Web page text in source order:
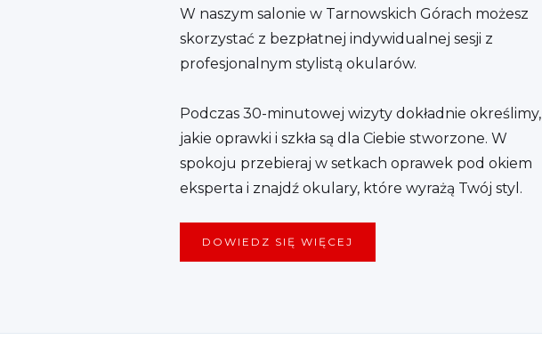
W naszym salonie w Tarnowskich Górach możesz
skorzystać z bezpłatnej indywidualnej sesji z
profesjonalnym stylistą okularów.
Podczas 30-minutowej wizyty dokładnie określimy,
jakie oprawki i szkła są dla Ciebie stworzone. W
spokoju przebieraj w setkach oprawek pod okiem
eksperta i znajdź okulary, które wyrażą Twój styl.
DOWIEDZ SIĘ WIĘCEJ